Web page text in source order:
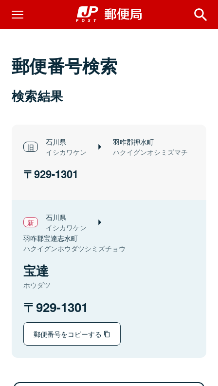
郵便番号検索
検索結果
石川県
イシカワケン
羽咋郡押水町
ハクイグンオシミズマチ
929-1301
石川県
イシカワケン
羽咋郡宝達志水町
ハクイグンホウダツシミズチョウ
宝達
ホウダツ
929-1301
郵便番号をコピーする